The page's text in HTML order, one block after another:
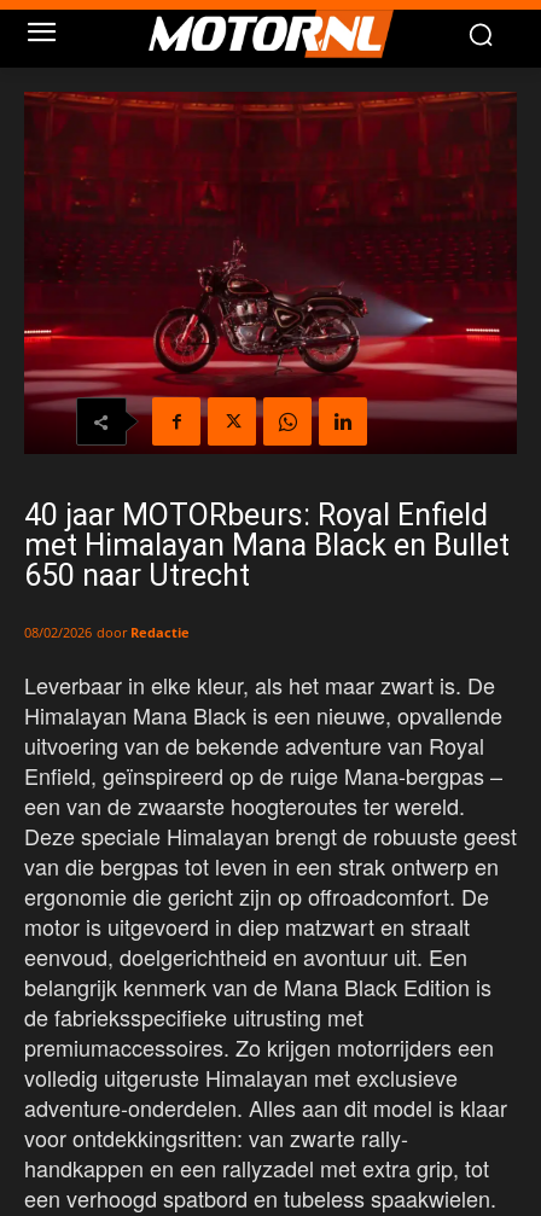
40 jaar MOTORbeurs: Royal Enfield
met Himalayan Mana Black en Bullet
650 naar Utrecht
08/02/2026 door Redactie
Leverbaar in elke kleur, als het maar zwart is. De
Himalayan Mana Black is een nieuwe, opvallende
uitvoering van de bekende adventure van Royal
Enfield, geïnspireerd op de ruige Mana-bergpas –
een van de zwaarste hoogteroutes ter wereld.
Deze speciale Himalayan brengt de robuuste geest
van die bergpas tot leven in een strak ontwerp en
ergonomie die gericht zijn op offroadcomfort. De
motor is uitgevoerd in diep matzwart en straalt
eenvoud, doelgerichtheid en avontuur uit. Een
belangrijk kenmerk van de Mana Black Edition is
de fabrieksspecifieke uitrusting met
premiumaccessoires. Zo krijgen motorrijders een
volledig uitgeruste Himalayan met exclusieve
adventure-onderdelen. Alles aan dit model is klaar
voor ontdekkingsritten: van zwarte rally-
handkappen en een rallyzadel met extra grip, tot
een verhoogd spatbord en tubeless spaakwielen.